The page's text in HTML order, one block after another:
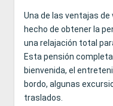
Una de las ventajas de
hecho de obtener la
una relajación total
Esta pensión
bienvenida, el
bordo, algunas
traslados.